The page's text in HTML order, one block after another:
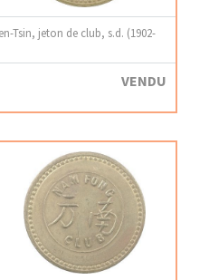
Tsin, jeton de club, s.d. (1902-
VENDU